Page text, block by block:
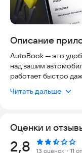
Описание
AutoBook — это
над вашим
работает быстро
помощью вы легко
★ Мой авто:
Читать дальше
Оценки и
Рейтинг:
2,8 13 оценок ・11